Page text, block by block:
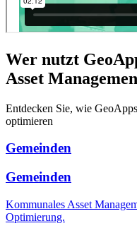
Wer nutzt
Asset
Entdecken Sie, wie
optimieren
Gemeinden
Gemeinden
Kommunales Asset
Optimierung.